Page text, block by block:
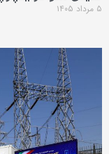
۵ مرداد ۱۴۰۵